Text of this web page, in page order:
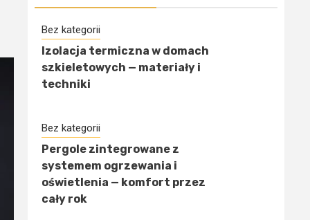
Bez kategorii
Izolacja termiczna w domach
szkieletowych — materiały i
techniki
Bez kategorii
Pergole zintegrowane z
systemem ogrzewania i
oświetlenia — komfort przez
cały rok